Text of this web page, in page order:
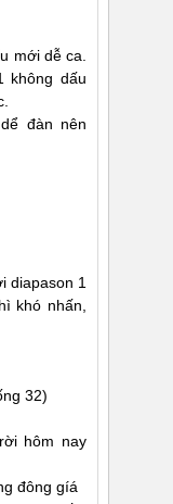
mới dễ ca.
không dấu
đàn nên
diapason 1
khó nhấn,
32)
hôm nay
đông gíá